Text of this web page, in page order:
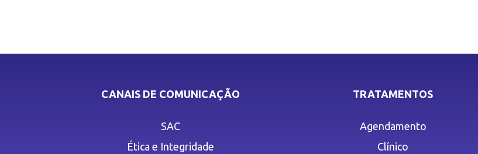
CANAIS DE COMUNICAÇÃO
SAC
Ética e Integridade
TRATAMENTOS
Agendamento
Clínico